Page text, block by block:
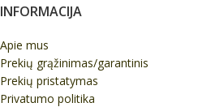
INFORMACIJA
Apie mus
Prekių grąžinimas/garantinis
Prekių pristatymas
Privatumo politika